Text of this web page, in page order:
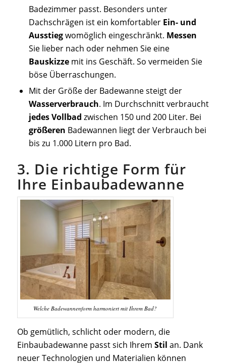
Badezimmer passt. Besonders unter
Dachschrägen ist ein komfortabler Ein- und
Ausstiegwomöglich eingeschränkt. Messen
Sie lieber nach oder nehmen Sie eine
Bauskizzemit ins Geschäft. So vermeiden Sie
böse Überraschungen.
Mit der Größe der Badewanne steigt der
Wasserverbrauch. Im Durchschnitt verbraucht
jedes Vollbad zwischen 150 und 200 Liter. Bei
größeren Badewannen liegt der Verbrauch bei
bis zu 1.000 Litern pro Bad.
3. Die richtige Form für
Ihre Einbaubadewanne
Welche Badewannenform harmoniert mit Ihrem Bad?
Ob gemütlich, schlicht oder modern, die
Einbaubadewanne passt sich Ihrem Stil an. Dank
neuer Technologien und Materialien können